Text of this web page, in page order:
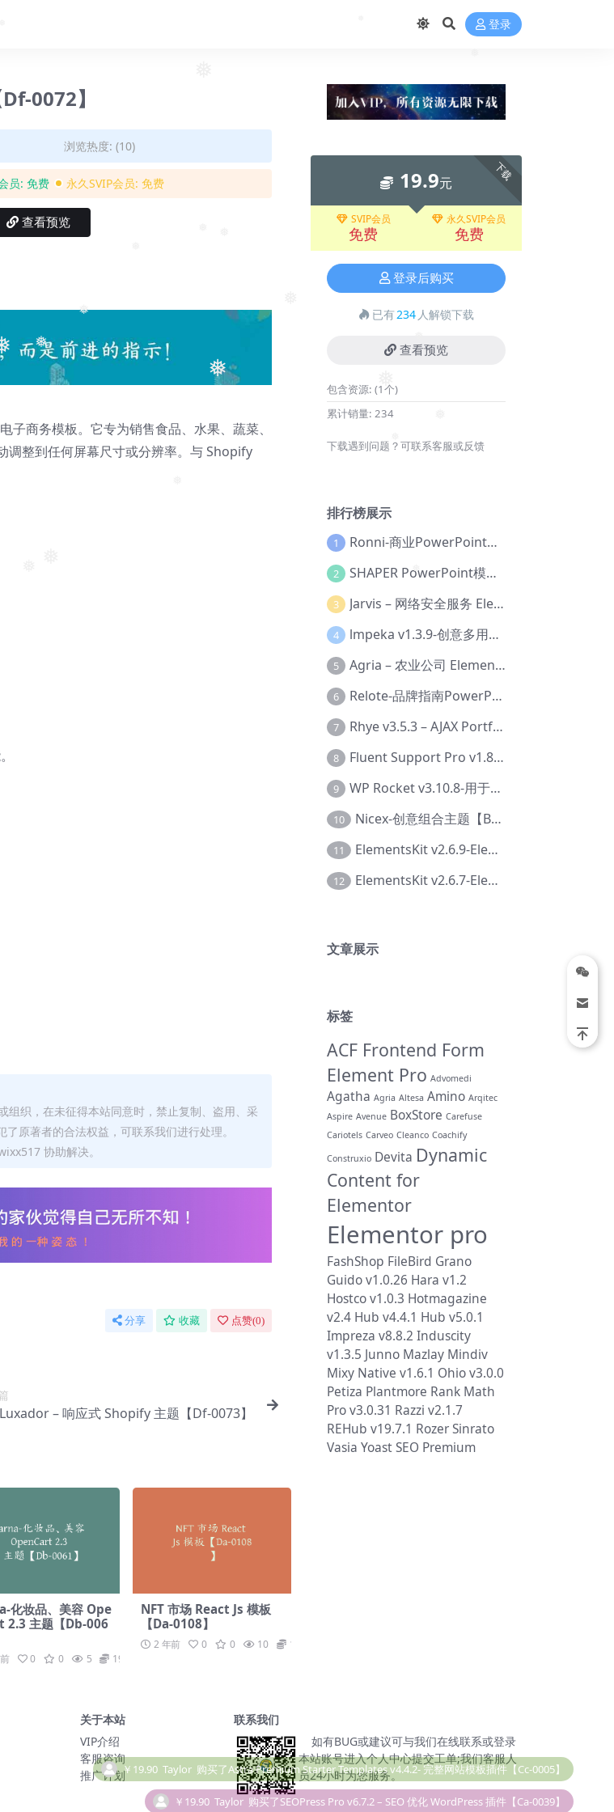
❅
❅
❅
❅
❅
❅
登录
0072】
浏览热度: (10)
员: 免费 永久SVIP会员: 免费
查看预览
子商务模板。它专为销售食品、水果、蔬菜、
整到任何屏幕尺寸或分辨率。与 Shopify
组织，在未征得本站同意时，禁止复制、盗用、采
原著者的合法权益，可联系我们进行处理。
协助解决。
分享 收藏 点赞(0)
– 响应式 Shopify 主题【Df-0073】
化妆品、美容 Ope
2.3 主题【Db-006
0 0 5 19.9
NFT 市场 React Js 模板
【Da-0108】
2 年前 0 0 10 19.9
下载
19.9元
SVIP会员
免费
永久SVIP会员
免费
登录后购买
已有234 人解锁下载
查看预览
包含资源: (1个)
累计销量: 234
下载遇到问题？可联系客服或反馈
排行榜展示
1 Ronni-商业PowerPoint模板【Dc-0077】
2 SHAPER PowerPoint模板【Dc-0184】
3 Jarvis – 网络安全服务 Elementor 模板套件【Aa-0035】
4 lmpeka v1.3.9-创意多用途 WordPress 主题【Be-0064】
5 Agria – 农业公司 Elementor Pro 模板套件【Aa-0003】
6 Relote-品牌指南PowerPoint模板【Dc-0076】
7 Rhye v3.5.3 – AJAX Portfolio WordPress 主题【Bi-0049】
8 Fluent Support Pro v1.8.1 – WordPress 支持票务系统【Cc-0041】
9 WP Rocket v3.10.8-用于wordpress速度优化的缓存加速插件【Cd-0019】
10 Nicex-创意组合主题【Be-0092】
11 ElementsKit v2.6.9-Elementor插件【Ab-0161】
12 ElementsKit v2.6.7-Elementor插件【Ab-0162】
文章展示
标签
ACF Frontend Form
Element Pro Advomedi
Agatha Agria Altesa Amino Arqitec
Aspire Avenue BoxStore Carefuse
Cariotels Carveo Cleanco Coachify
Construxio Devita Dynamic
Content for
Elementor
Elementor pro
FashShop FileBird Grano
Guido v1.0.26 Hara v1.2
Hostco v1.0.3 Hotmagazine
v2.4 Hub v4.4.1 Hub v5.0.1
Impreza v8.8.2 Induscity
v1.3.5 Junno Mazlay Mindiv
Mixy Native v1.6.1 Ohio v3.0.0
Petiza Plantmore Rank Math
Pro v3.0.31 Razzi v2.1.7
REHub v19.7.1 RozerSinrato
Vasia Yoast SEO Premium
关于本站
VIP介绍
客服咨询
推广计划
联系我们
如有BUG或建议可与我们在线联系或登录
本站账号进入个人中心提交工单;我们客服人
员24小时为您服务。
￥19.90 Taylor 购买了SEOPress Pro v6.7.2 – SEO 优化 WordPress 插件【Ca-0039】
￥19.90 Taylor 购买了Elementor Pro v6.0.5 – 必备插件【Cc-0036】